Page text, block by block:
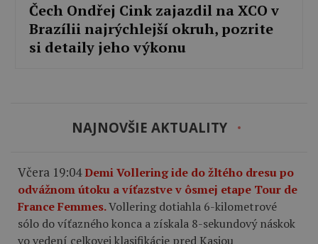
Čech Ondřej Cink zajazdil na XCO v
Brazílii najrýchlejší okruh, pozrite
si detaily jeho výkonu
NAJNOVŠIE AKTUALITY
Včera 19:04Demi Vollering ide do žltého dresu po
odvážnom útoku a víťazstve v ôsmej etape Tour de
France Femmes.Vollering dotiahla 6-kilometrové
sólo do víťazného konca a získala 8-sekundový náskok
vo vedení celkovej klasifikácie pred Kasiou